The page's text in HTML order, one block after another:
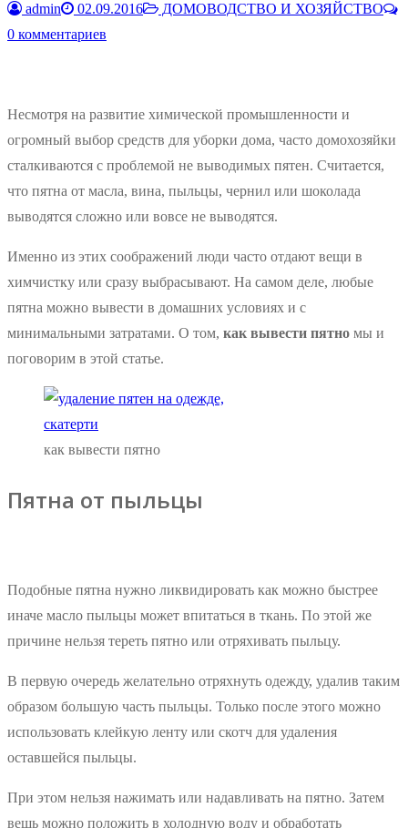
admin 02.09.2016
ДОМОВОДСТВО И ХОЗЯЙСТВО
0 комментариев
Несмотря на развитие химической промышленности и
огромный выбор средств для уборки дома, часто домохозяйки
сталкиваются с проблемой не выводимых пятен. Считается,
что пятна от масла, вина, пыльцы, чернил или шоколада
выводятся сложно или вовсе не выводятся.
Именно из этих соображений люди часто отдают вещи в
химчистку или сразу выбрасывают. На самом деле, любые
пятна можно вывести в домашних условиях и с
минимальными затратами. О том, как вывести пятно мы и
поговорим в этой статье.
как вывести пятно
Пятна от пыльцы
Подобные пятна нужно ликвидировать как можно быстрее
иначе масло пыльцы может впитаться в ткань. По этой же
причине нельзя тереть пятно или отряхивать пыльцу.
В первую очередь желательно отряхнуть одежду, удалив таким
образом большую часть пыльцы. Только после этого можно
использовать клейкую ленту или скотч для удаления
оставшейся пыльцы.
При этом нельзя нажимать или надавливать на пятно. Затем
вещь можно положить в холодную воду и обработать